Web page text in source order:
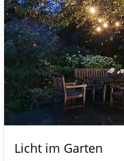
Licht im Garten